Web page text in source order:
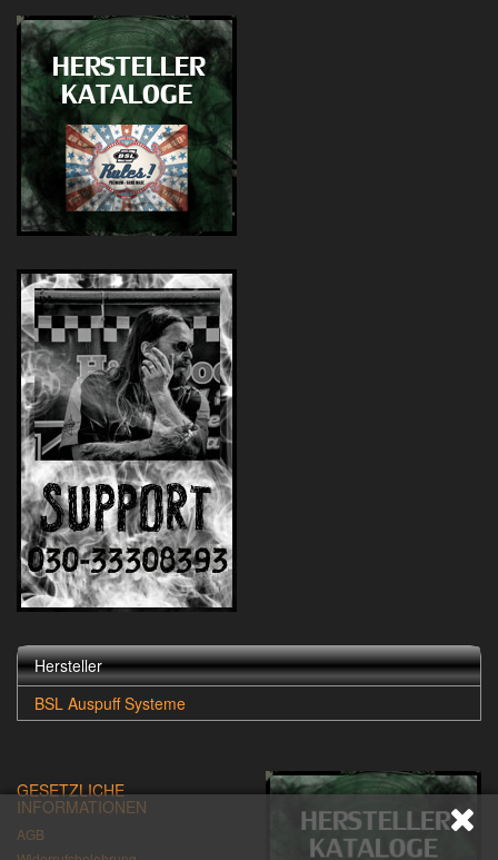
Hersteller
BSL Auspuff Systeme
GESETZLICHE
INFORMATIONEN
AGB